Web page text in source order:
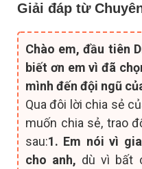
Giải đáp từ
Chào em, đầu tiên
biết ơn em vì đã
mình đến đội ngũ
Qua đôi lời chia sẻ
muốn chia sẻ, trao
sau:1. Em nói vì
cho anh, dù vì bất